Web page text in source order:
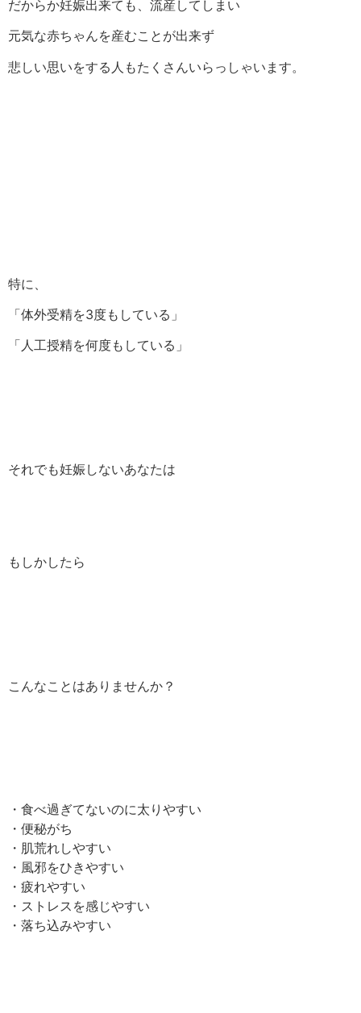
だからか妊娠出来ても、流産してしまい
元気な赤ちゃんを産むことが出来ず
悲しい思いをする人もたくさんいらっしゃいます。
特に、
「体外受精を3度もしている」
「人工授精を何度もしている」
それでも妊娠しないあなたは
もしかしたら
こんなことはありませんか？
・食べ過ぎてないのに太りやすい
・便秘がち
・肌荒れしやすい
・風邪をひきやすい
・疲れやすい
・ストレスを感じやすい
・落ち込みやすい